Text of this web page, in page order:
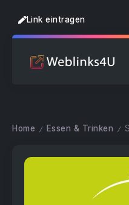
Link eintragen
Home / Essen & Trinken /